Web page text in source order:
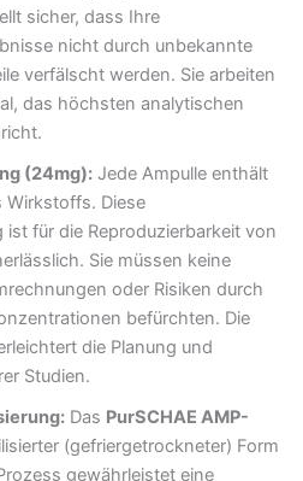
sicher, dass Ihre
nicht durch unbekannte
verfälscht werden. Sie arbeiten
das höchsten analytischen
(24mg):Jede Ampulle enthält
Diese
ist für die Reproduzierbarkeit von
Sie müssen keine
oder Risiken durch
befürchten. Die
die Planung und
Studien.
Das PurSCHAE AMP-
(gefriergetrockneter) Form
gewährleistet eine